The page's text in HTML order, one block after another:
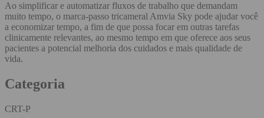
Ao simplificar e automatizar fluxos de trabalho que demandam
muito tempo, o marca-passo tricameral Amvia Sky pode ajudar você
a economizar tempo, a fim de que possa focar em outras tarefas
clinicamente relevantes, ao mesmo tempo em que oferece aos seus
pacientes a potencial melhoria dos cuidados e mais qualidade de
vida.
Categoria
CRT-P